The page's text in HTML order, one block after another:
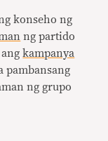
konseho ng
ng partido
ang kampanya
pambansang
ng grupo